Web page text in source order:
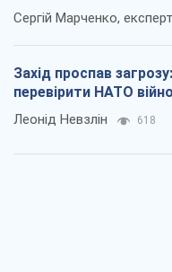
Сергій Марченко, експерт
Захід проспав
перевірити НАТО
Леонід Невзлін 618